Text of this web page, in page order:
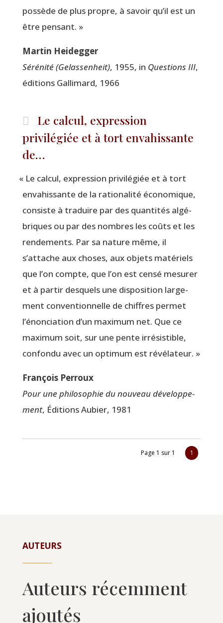
pos­sède de plus propre, à savoir qu’il est un
être pensant. »
Mar­tin Heidegger
Séré­ni­té (Gelas­sen­heit), 1955, in Ques­tions III,
édi­tions Gal­li­mard, 1966
Le calcul, expression
privilégiée et à tort envahissante
de…
« Le cal­cul, expres­sion pri­vi­lé­giée et à tort
enva­his­sante de la ratio­na­li­té éco­no­mique,
consiste à tra­duire par des quan­ti­tés algé­
briques ou par des nombres les coûts et les
ren­de­ments. Par sa nature même, il
s’attache aux choses, aux objets maté­riels
que l’on compte, que l’on est cen­sé mesu­rer
et à par­tir des­quels une dis­po­si­tion lar­ge­
ment conven­tion­nelle de chiffres per­met
l’énonciation d’un maxi­mum net. Que ce
maxi­mum soit, sur une pente irré­sis­tible,
confon­du avec un opti­mum est révélateur. »
Fran­çois Perroux
Pour une phi­lo­so­phie du nou­veau déve­lop­pe­
ment, Édi­tions Aubier, 1981
Page 1 sur 1 1
AUTEURS
Auteurs récemment
ajoutés